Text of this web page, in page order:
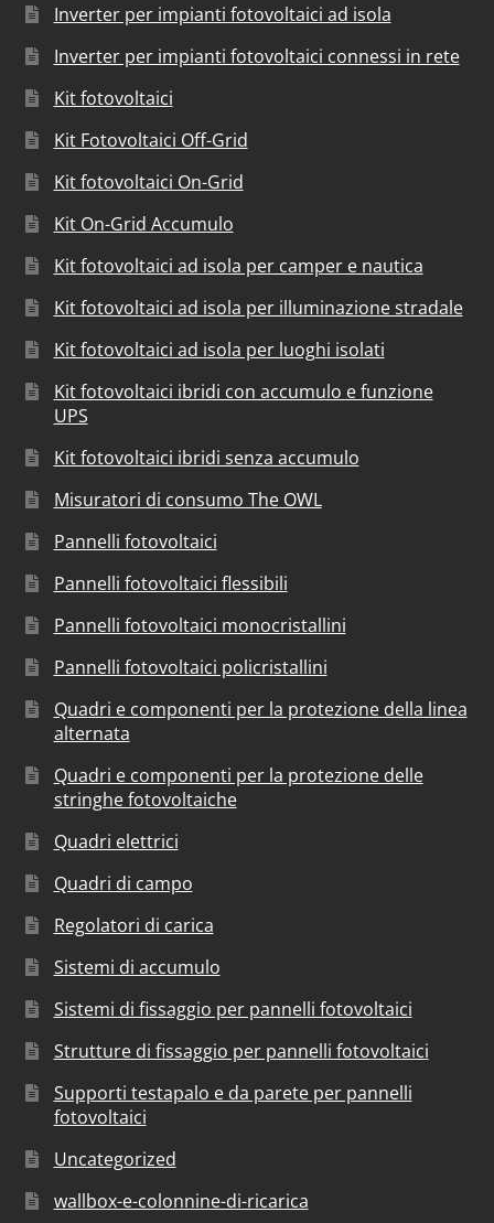
Inverter per impianti fotovoltaici ad isola
Inverter per impianti fotovoltaici connessi in rete
Kit fotovoltaici
Kit Fotovoltaici Off-Grid
Kit fotovoltaici On-Grid
Kit On-Grid Accumulo
Kit fotovoltaici ad isola per camper e nautica
Kit fotovoltaici ad isola per illuminazione stradale
Kit fotovoltaici ad isola per luoghi isolati
Kit fotovoltaici ibridi con accumulo e funzione
UPS
Kit fotovoltaici ibridi senza accumulo
Misuratori di consumo The OWL
Pannelli fotovoltaici
Pannelli fotovoltaici flessibili
Pannelli fotovoltaici monocristallini
Pannelli fotovoltaici policristallini
Quadri e componenti per la protezione della linea
alternata
Quadri e componenti per la protezione delle
stringhe fotovoltaiche
Quadri elettrici
Quadri di campo
Regolatori di carica
Sistemi di accumulo
Sistemi di fissaggio per pannelli fotovoltaici
Strutture di fissaggio per pannelli fotovoltaici
Supporti testapalo e da parete per pannelli
fotovoltaici
Uncategorized
wallbox-e-colonnine-di-ricarica